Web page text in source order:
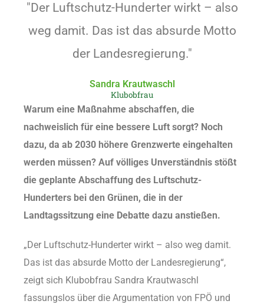
"Der Luftschutz-Hunderter wirkt – also
weg damit. Das ist das absurde Motto
der Landesregierung."
Sandra Krautwaschl
Klubobfrau
Warum eine Maßnahme abschaffen, die
nachweislich für eine bessere Luft sorgt? Noch
dazu, da ab 2030 höhere Grenzwerte eingehalten
werden müssen? Auf völliges Unverständnis stößt
die geplante Abschaffung des Luftschutz-
Hunderters bei den Grünen, die in der
Landtagssitzung eine Debatte dazu anstießen.
„Der Luftschutz-Hunderter wirkt – also weg damit.
Das ist das absurde Motto der Landesregierung“,
zeigt sich Klubobfrau Sandra Krautwaschl
fassungslos über die Argumentation von FPÖ und